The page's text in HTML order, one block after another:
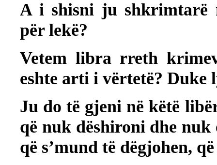
A i shisni ju
për lekë?
Vetem libra rreth
eshte arti i vërtetë?
Ju do të gjeni në këtë
që nuk dëshironi dhe nuk
që s’mund të dëgjohen,